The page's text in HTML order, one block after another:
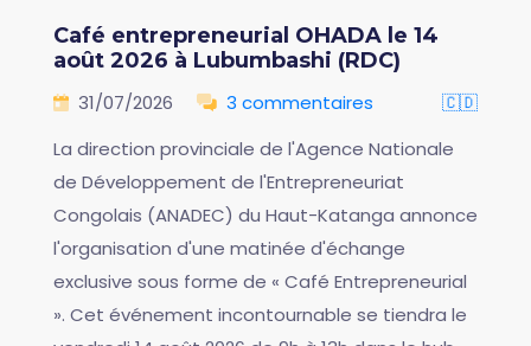
Café entrepreneurial OHADA le 14
août 2026 à Lubumbashi (RDC)
31/07/2026 3 commentaires
🇨🇩
La direction provinciale de l'Agence Nationale
de Développement de l'Entrepreneuriat
Congolais (ANADEC) du Haut-Katanga annonce
l'organisation d'une matinée d'échange
exclusive sous forme de « Café Entrepreneurial
». Cet événement incontournable se tiendra le